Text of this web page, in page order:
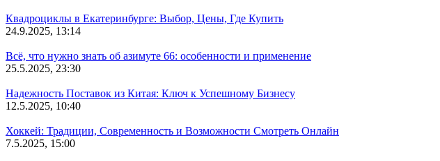
Квадроциклы в Екатеринбурге: Выбор, Цены, Где Купить
24.9.2025, 13:14
Всё, что нужно знать об азимуте 66: особенности и применение
25.5.2025, 23:30
Надежность Поставок из Китая: Ключ к Успешному Бизнесу
12.5.2025, 10:40
Хоккей: Традиции, Современность и Возможности Смотреть Онлайн
7.5.2025, 15:00